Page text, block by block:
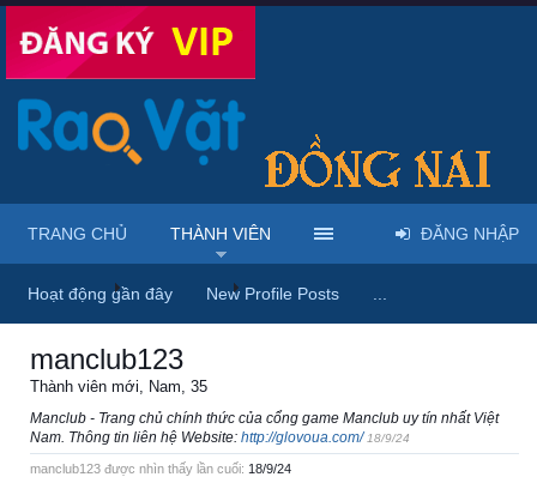
Trang chủ Thành viên manclub123
manclub123
Thành viên mới, Nam, 35
Manclub - Trang chủ chính thức của cổng game Manclub uy tín nhất Việt
Nam. Thông tin liên hệ Website: http://glovoua.com/ 18/9/24
manclub123 được nhìn thấy lần cuối: 18/9/24
TRANG CHỦ THÀNH VIÊN
Hoạt động gần đây New Profile Posts
ĐĂNG NHẬP